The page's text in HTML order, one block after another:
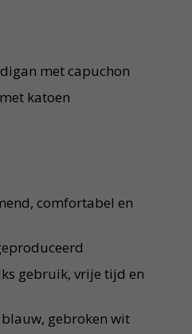
met capuchon
katoen
comfortabel en
gebruik, vrije tijd en
gebroken wit